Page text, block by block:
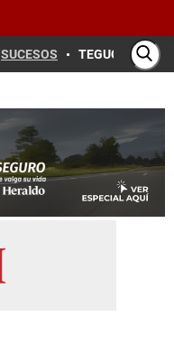
SUCESOS TEGUCIGALPA